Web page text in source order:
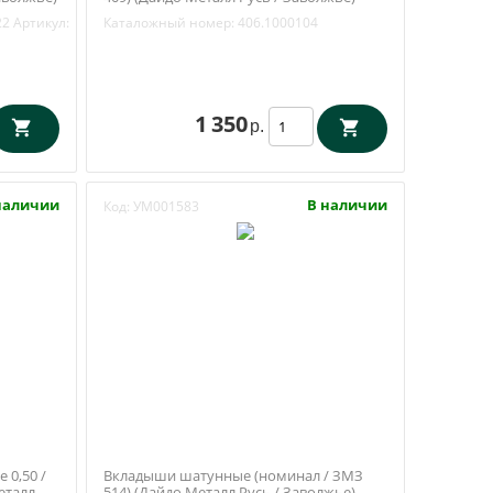
Артикул:
Каталожный номер: 406.1000104
1 350 р.
0,50 /
Код: УМ001583 В наличии
Вкладыши шатунные (номинал / ЗМЗ